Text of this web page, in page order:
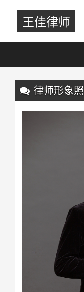
王佳律师
律师形象照